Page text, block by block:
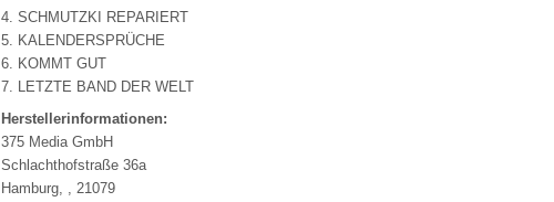
4. SCHMUTZKI REPARIERT
5. KALENDERSPRÜCHE
6. KOMMT GUT
7. LETZTE BAND DER WELT
Herstellerinformationen:
375 Media GmbH
Schlachthofstraße 36a
Hamburg, , 21079